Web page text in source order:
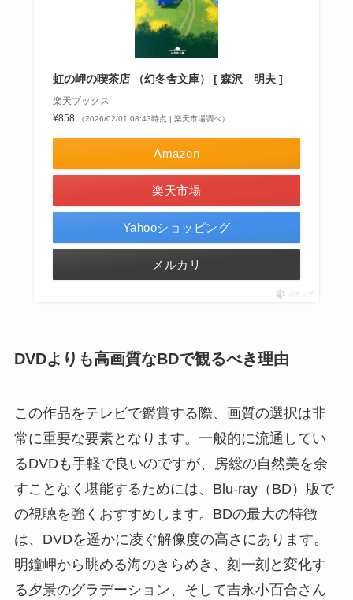
虹の岬の喫茶店 （幻冬舎文庫） [ 森沢 明夫 ]
楽天ブックス
¥858
（2026/02/01 08:43時点 | 楽天市場調べ）
Amazon
楽天市場
Yahooショッピング
メルカリ
ポチップ
DVDよりも高画質なBDで観るべき理由
この作品をテレビで鑑賞する際、画質の選択は非
常に重要な要素となります。一般的に流通してい
るDVDも手軽で良いのですが、房総の自然美を余
すことなく堪能するためには、Blu-ray（BD）版で
の視聴を強くおすすめします。BDの最大の特徴
は、DVDを遥かに凌ぐ解像度の高さにあります。
明鐘岬から眺める海のきらめき、刻一刻と変化す
る夕景のグラデーション、そして吉永小百合さん